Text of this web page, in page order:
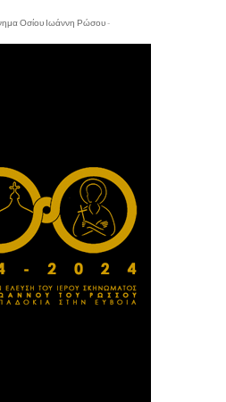
Οσίου Ιωάννη Ρώσου -